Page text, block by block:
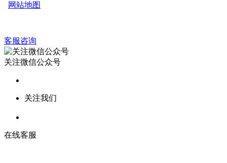
网站地图
客服咨询
关注微信公众号
关注我们
在线客服